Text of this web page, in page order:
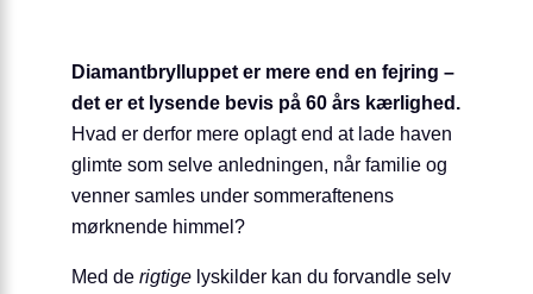
Diamantbrylluppet er mere end en fejring –
det er et lysende bevis på 60 års kærlighed.
Hvad er derfor mere oplagt end at lade haven
glimte som selve anledningen, når familie og
venner samles under sommeraftenens
mørknende himmel?
Med de rigtige lyskilder kan du forvandle selv